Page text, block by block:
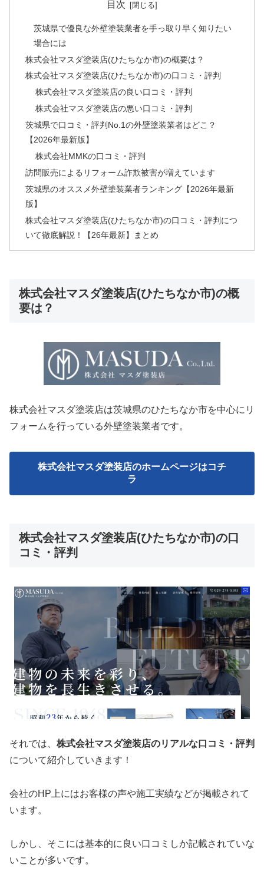
目次
茨城県で優良な外壁塗装業者を手っ取り早く知りたい
場合には
株式会社マスダ塗装店(ひたちなか市)の概要は？
株式会社マスダ塗装店(ひたちなか市)の口コミ・評判
株式会社マスダ塗装店の良い口コミ・評判
株式会社マスダ塗装店の悪い口コミ・評判
茨城県で口コミ・評判No.1の外壁塗装業者はどこ？
【2026年最新版】
株式会社MMKの口コミ・評判
訪問販売によるリフォーム詐欺被害が増えています
茨城県のオススメ外壁塗装業者ランキング【2026年最新
版】
株式会社マスダ塗装店(ひたちなか市)の口コミ・評判につ
いて徹底解説！【26年最新】まとめ
株式会社マスダ塗装店(ひたちなか市)の概
要は？
株式会社マスダ塗装店は茨城県のひたちなか市を中心にリ
フォームを行っている外壁塗装業者です。
株式会社マスダ塗装店のホームページはコチ
ラ
株式会社マスダ塗装店(ひたちなか市)の口
コミ・評判
それでは、 株式会社マスダ塗装店のリアルな口コミ・評判
について紹介していきます！
会社のHP上にはお客様の声や施工実績などが掲載されて
います。
しかし、そこには基本的に良い口コミしか記載されていな
いことが多いです。